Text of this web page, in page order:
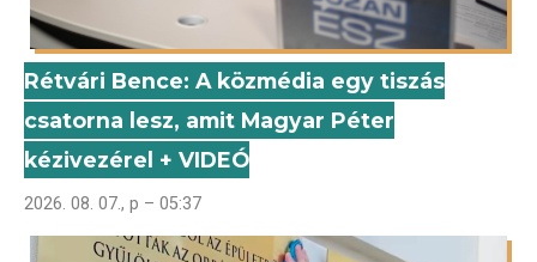
Rétvári Bence: A közmédia egy tiszás
csatorna lesz, amit Magyar Péter
kézivezérel + VIDEÓ
2026. 08. 07., p – 05:37